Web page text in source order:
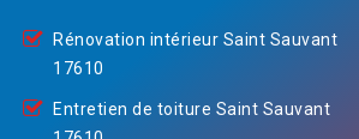
Rénovation intérieur Saint Sauvant
17610
Entretien de toiture Saint Sauvant